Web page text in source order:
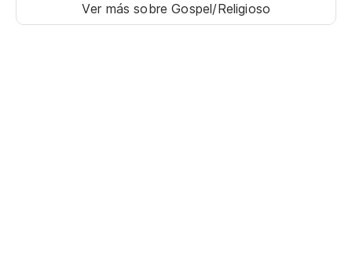
Ver más sobre Gospel/Religioso